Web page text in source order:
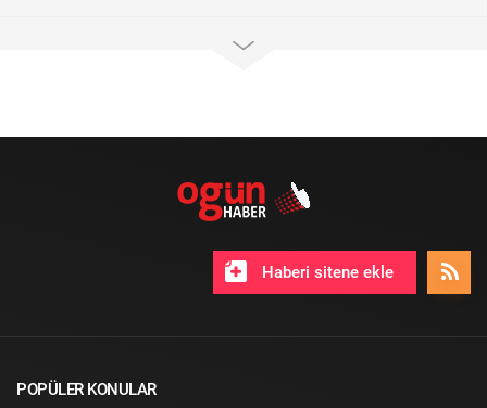
Haberi sitene ekle
POPÜLER KONULAR